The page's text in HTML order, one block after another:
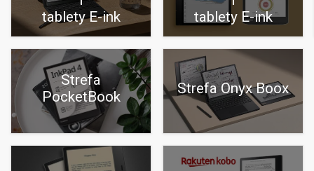
tablety E-ink
tablety E-ink
Strefa
PocketBook
Strefa Onyx Boox